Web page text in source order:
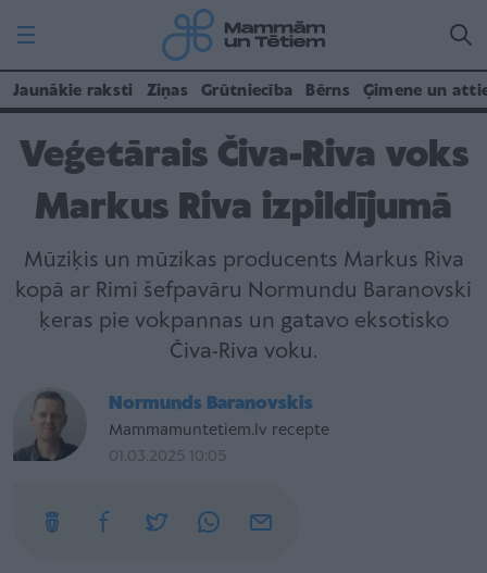
Jaunākie raksti Ziņas Grūtniecība Bērns Ģimene un
Veģetārais Čiva-Riva voks
Markus Riva izpildījumā
Mūziķis un mūzikas producents Markus Riva
kopā ar Rimi šefpavāru Normundu Baranovski
ķeras pie vokpannas un gatavo eksotisko
Čiva-Riva voku.
Normunds Baranovskis
Mammamuntetiem.lv recepte
01.03.2025 10:05